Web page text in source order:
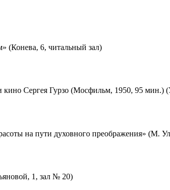
(Конева, 6, читальный зал)
Сергея Гурзо (Мосфильм, 1950, 95 мин.)
на пути духовного преображения» (М.
1, зал № 20)